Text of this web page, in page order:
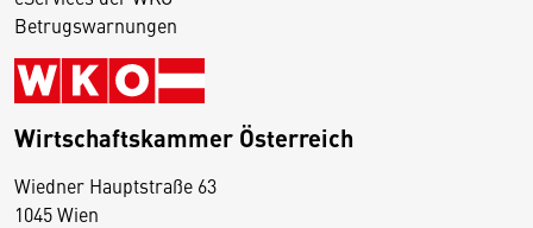
Betrugswarnungen
Wirtschaftskammer Österreich
Wiedner Hauptstraße 63
1045 Wien
D